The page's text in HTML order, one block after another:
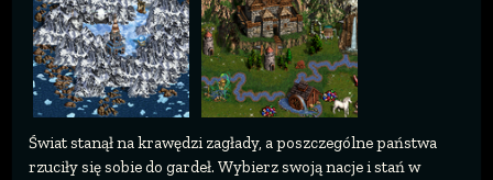
Świat stanął na krawędzi zagłady, a poszczególne państwa
rzuciły się sobie do gardeł. Wybierz swoją nacje i stań w